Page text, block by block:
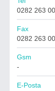
0282 263
Fax
0282 263
Gsm
-
E-Posta